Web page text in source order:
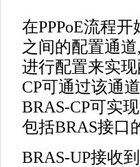
在PPPoE流程
之间的配置通
进行配置来实
CP可通过该通
BRAS-CP可实
包括BRAS接口
BRAS-UP接收